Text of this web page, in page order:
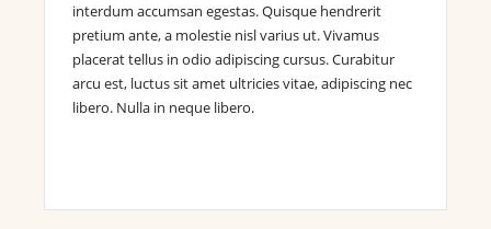
interdum accumsan egestas. Quisque hendrerit
pretium ante, a molestie nisl varius ut. Vivamus
placerat tellus in odio adipiscing cursus. Curabitur
arcu est, luctus sit amet ultricies vitae, adipiscing nec
libero. Nulla in neque libero.